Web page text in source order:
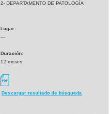
2- DEPARTAMENTO DE PATOLOGÍA
Lugar:
---
Duración:
12 meses
Descargar resultado de búsqueda